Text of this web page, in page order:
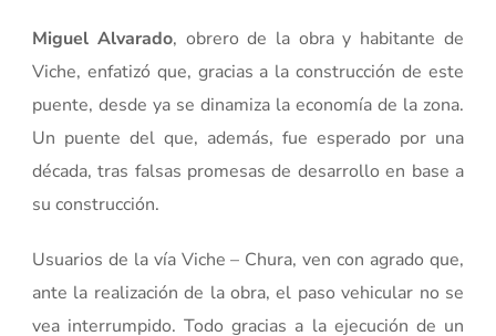
Miguel Alvarado, obrero de la obra y habitante de
Viche, enfatizó que, gracias a la construcción de este
puente, desde ya se dinamiza la economía de la zona.
Un puente del que, además, fue esperado por una
década, tras falsas promesas de desarrollo en base a
su construcción.
Usuarios de la vía Viche – Chura, ven con agrado que,
ante la realización de la obra, el paso vehicular no se
vea interrumpido. Todo gracias a la ejecución de un